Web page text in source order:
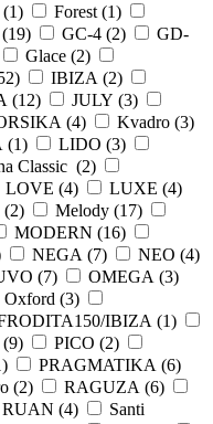
(1) Forest (1)
19) GC-4 (2)
GD-
Glace (2)
) IBIZA (2)
(12) JULY (3)
(4) Kvadro (3)
(1) LIDO (3)
Classic (2)
LOVE (4) LUXE (4)
(2) Melody (17)
MODERN (16)
NEGA (7) NEO (4)
(7) OMEGA (3)
Oxford (3)
IBIZA (1)
(9) PICO (2)
) PRAGMATIKA (6)
(2) RAGUZA (6)
RUAN (4)
Santi